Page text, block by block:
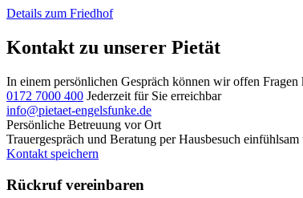
Details zum Friedhof
Kontakt zu unserer Pietät
In einem persönlichen Gespräch können wir offen
0172 7000 400 Jederzeit für Sie erreichbar
info@pietaet-engelsfunke.de
Persönliche Betreuung vor Ort
Trauergespräch und Beratung perHausbesuch einfühlsam
Kontakt speichern
Rückruf vereinbaren